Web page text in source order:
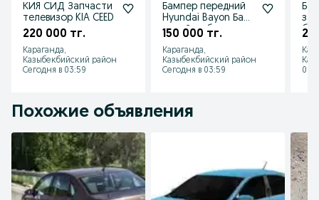
КИЯ СИД Запчасти
телевизор KIA CEED
220 000 тг.
Караганда,
Казыбекбийский район
Сегодня в 03:59
Бампер передний
Hyundai Bayon Баен
новый в сборе
150 000 тг.
Караганда,
Казыбекбийский район
Сегодня в 03:59
06
Похожие объявления